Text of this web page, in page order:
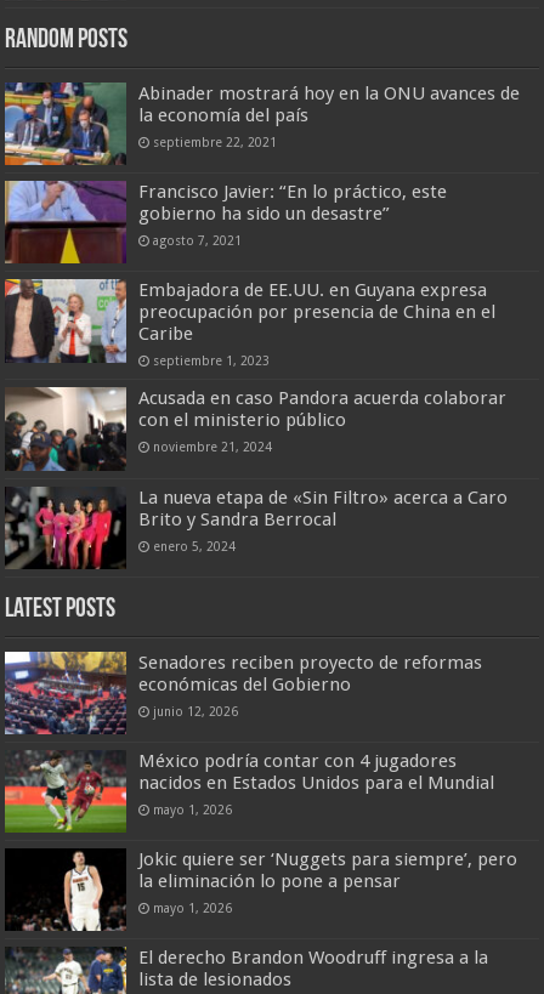
Random Posts
Abinader mostrará hoy en la ONU avances de
la economía del país
septiembre 22, 2021
Francisco Javier: “En lo práctico, este
gobierno ha sido un desastre”
agosto 7, 2021
Embajadora de EE.UU. en Guyana expresa
preocupación por presencia de China en el
Caribe
septiembre 1, 2023
Acusada en caso Pandora acuerda colaborar
con el ministerio público
noviembre 21, 2024
La nueva etapa de «Sin Filtro» acerca a Caro
Brito y Sandra Berrocal
enero 5, 2024
Latest Posts
Senadores reciben proyecto de reformas
económicas del Gobierno
junio 12, 2026
México podría contar con 4 jugadores
nacidos en Estados Unidos para el Mundial
mayo 1, 2026
Jokic quiere ser ‘Nuggets para siempre’, pero
la eliminación lo pone a pensar
mayo 1, 2026
El derecho Brandon Woodruff ingresa a la
lista de lesionados